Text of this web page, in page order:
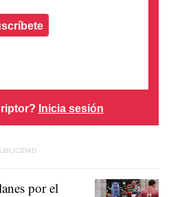
Inicia sesión
por el